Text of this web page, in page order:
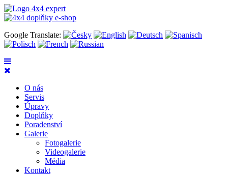
Google Translate:
O nás
Servis
Úpravy
Doplňky
Poradenství
Galerie
Fotogalerie
Videogalerie
Média
Kontakt